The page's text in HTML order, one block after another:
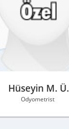
Hüseyin M. Ü.
Odyometrist